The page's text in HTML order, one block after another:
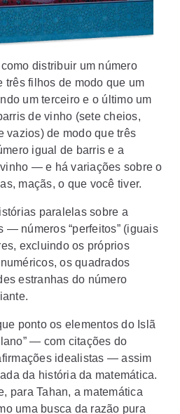
distribuir um número
três filhos de modo que um
um terceiro e o último um
de vinho (sete cheios,
vazios) de modo que três
igual de barris e a
— e há variações sobre o
maçãs, o que você tiver.
paralelas sobre a
— números “perfeitos” (iguais
excluindo os próprios
os quadrados
estranhas do número
ponto os elementos do Islã
— com citações do
idealistas — assim
da história da matemática.
para Tahan, a matemática
uma busca da razão pura